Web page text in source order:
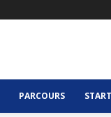
PARCOURS